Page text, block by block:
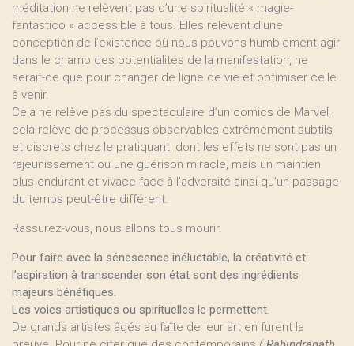
méditation ne relèvent pas d’une spiritualité « magie-
fantastico » accessible à tous. Elles relèvent d’une
conception de l’existence où nous pouvons humblement agir
dans le champ des potentialités de la manifestation, ne
serait-ce que pour changer de ligne de vie et optimiser celle
à venir.
Cela ne relève pas du spectaculaire d’un comics de Marvel,
cela relève de processus observables extrêmement subtils
et discrets chez le pratiquant, dont les effets ne sont pas un
rajeunissement ou une guérison miracle, mais un maintien
plus endurant et vivace face à l’adversité ainsi qu’un passage
du temps peut-être différent.
Rassurez-vous, nous allons tous mourir.
Pour faire avec la sénescence inéluctable, la créativité et
l’aspiration à transcender son état sont des ingrédients
majeurs bénéfiques.
Les voies artistiques ou spirituelles le permettent.
De grands artistes âgés au faîte de leur art en furent la